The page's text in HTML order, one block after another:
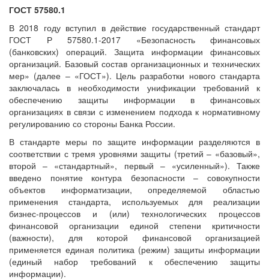
ГОСТ 57580.1
В 2018 году вступил в действие государственный стандарт
ГОСТ Р 57580.1-2017 «Безопасность финансовых
(банковских) операций. Защита информации финансовых
организаций. Базовый состав организационных и технических
мер» (далее – «ГОСТ»). Цель разработки нового стандарта
заключалась в необходимости унификации требований к
обеспечению защиты информации в финансовых
организациях в связи с изменением подхода к нормативному
регулированию со стороны Банка России.
В стандарте меры по защите информации разделяются в
соответствии с тремя уровнями защиты (третий – «базовый»,
второй – «стандартный», первый – «усиленный»). Также
введено понятие контура безопасности – совокупности
объектов информатизации, определяемой областью
применения стандарта, используемых для реализации
бизнес-процессов и (или) технологических процессов
финансовой организации единой степени критичности
(важности), для которой финансовой организацией
применяется единая политика (режим) защиты информации
(единый набор требований к обеспечению защиты
информации).